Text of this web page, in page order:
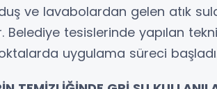
ve lavabolardan gelen atık
Belediye tesislerinde yapılan
uygulama süreci